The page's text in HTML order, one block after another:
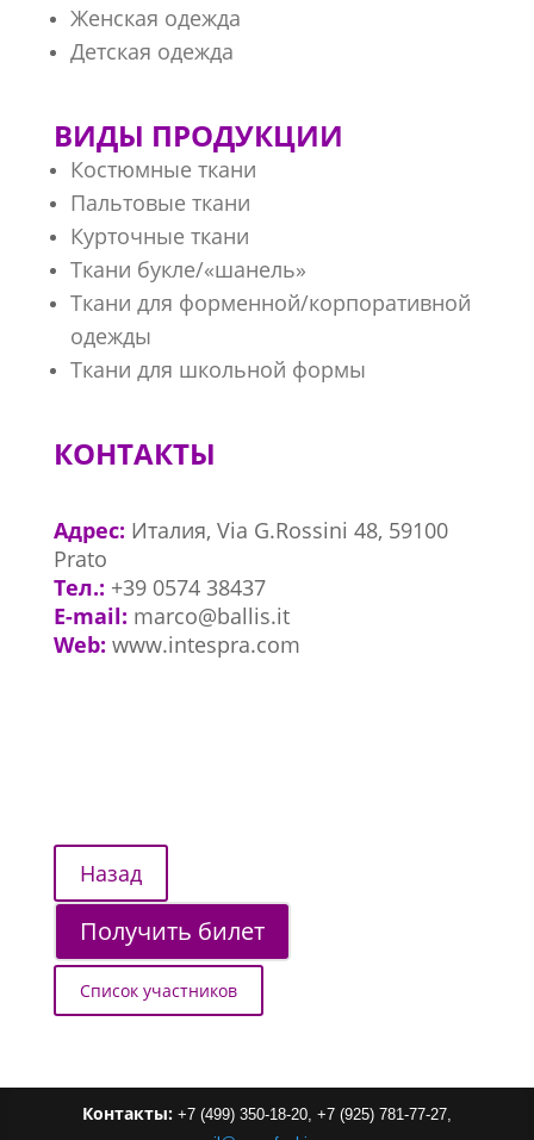
Женская одежда
Детская одежда
ВИДЫ ПРОДУКЦИИ
Костюмные ткани
Пальтовые ткани
Курточные ткани
Ткани букле/«шанель»
Ткани для форменной/корпоративной
одежды
Ткани для школьной формы
КОНТАКТЫ
Адрес: Италия, Via G.Rossini 48, 59100
Prato
Тел.: +39 0574 38437
E-mail: marco@ballis.it
Web: www.intespra.com
Получить билет
Список участников
Контакты: +7 (499) 350-18-20, +7 (925) 781-77-27,